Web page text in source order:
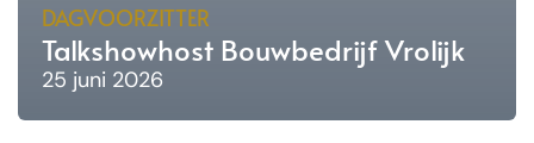
DAGVOORZITTER
Talkshowhost Bouwbedrijf Vrolijk
25 juni 2026